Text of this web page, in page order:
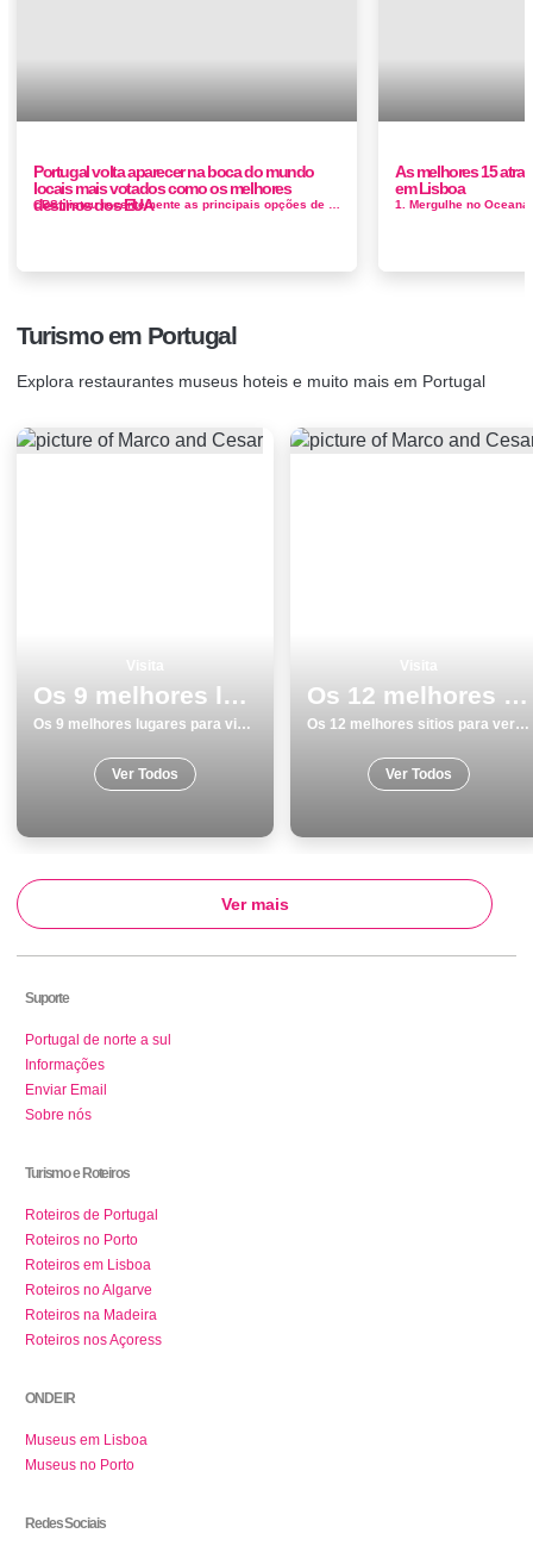
Portugal volta aparecer na boca do mundo
locais mais votados como os melhores
destinos dos EUA
As melhores 15
em Lisboa
Turismo em Portugal
Explora restaurantes museus hoteis e muito mais em Portugal
Os 9 melhores lugares para visitar em Evora
Os 9 melhores lugares para visitar em Evora
Ver Todos
Os 12 melhores sitios para ver e visitar em Monumentos Viseu
Os 12 melhores sitios para ver e visitar em Monumentos Viseu
Ver Todos
Ver mais
Suporte
Portugal de norte a sul
Informações
Enviar Email
Sobre nós
Turismo e Roteiros
Roteiros de Portugal
Roteiros no Porto
Roteiros em Lisboa
Roteiros no Algarve
Roteiros na Madeira
Roteiros nos Açoress
ONDE IR
Museus em Lisboa
Museus no Porto
Redes Sociais